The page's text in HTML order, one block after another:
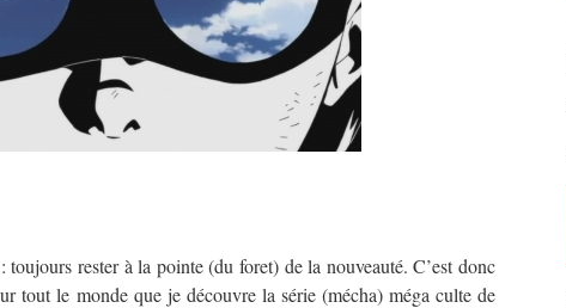
toujours rester à la pointe (du foret) de la nouveauté. C’est donc
tout le monde que je découvre la série (mécha) méga culte de